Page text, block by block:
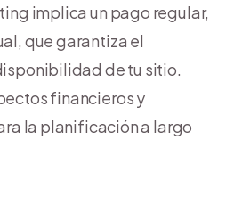
implica un pago regular,
que garantiza el
de tu sitio.
financieros y
la planificación a largo